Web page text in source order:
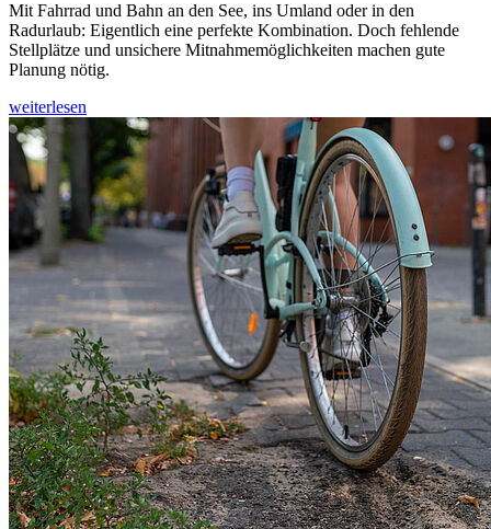
Mit Fahrrad und Bahn an den See, ins Umland oder in den
Radurlaub: Eigentlich eine perfekte Kombination. Doch fehlende
Stellplätze und unsichere Mitnahmemöglichkeiten machen gute
Planung nötig.
weiterlesen